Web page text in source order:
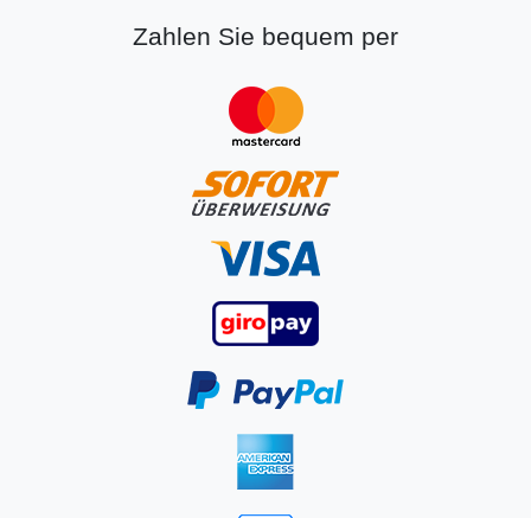
Zahlen Sie bequem per